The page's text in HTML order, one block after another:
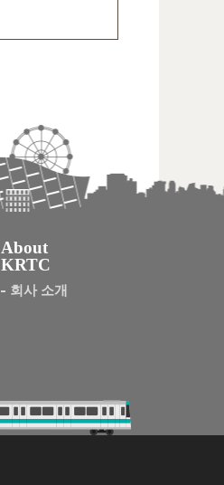
About
KRTC
회사 소개